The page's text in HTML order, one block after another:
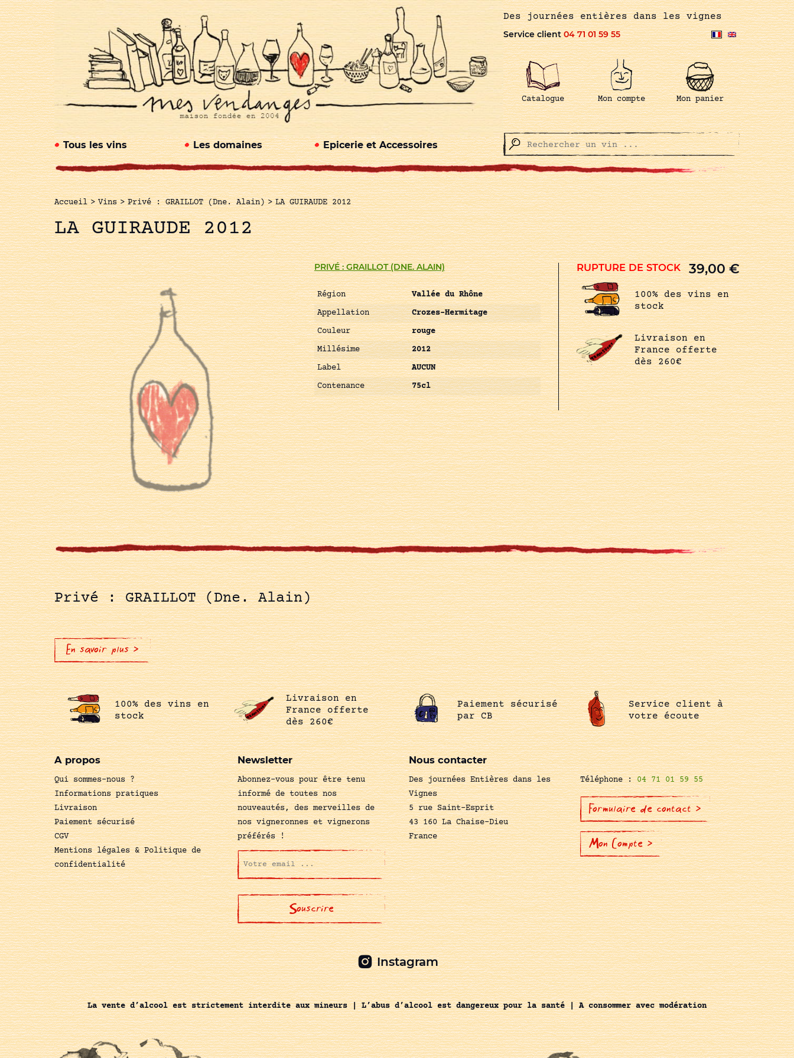
Des journées entières dans les vignes
Service client04 71 01 59 55
Catalogue Mon compte Mon panier
Tous les vins Les domaines Epicerie et Accessoires
Accueil > Vins > Privé : GRAILLOT (Dne. Alain) > LA GUIRAUDE 2012
LA GUIRAUDE 2012
PRIVÉ : GRAILLOT (DNE. ALAIN)
Région
Vallée du Rhône
Appellation
Crozes-Hermitage
Couleur
rouge
Millésime
2012
Label
AUCUN
Contenance
75cl
RUPTURE DE STOCK 39,00€
100% des vins en
stock
Livraison en
France offerte
dès 260€
Privé : GRAILLOT (Dne. Alain)
En savoir plus >
100% des vins en
stock
Livraison en
France offerte
dès 260€
Paiement sécurisé
par CB
Service client à
votre écoute
A propos
Qui sommes-nous ?
Informations pratiques
Livraison
Paiement sécurisé
CGV
Mentions légales & Politique de
confidentialité
Newsletter
Abonnez-vous pour être tenu
informé de toutes nos
nouveautés, des merveilles de
nos vigneronnes et vignerons
préférés !
Nous contacter
Des journées Entières dans les
Vignes
5 rue Saint-Esprit
43 160 La Chaise-Dieu
France
Téléphone :04 71 01 59 55
Formulaire de contact >
Mon Compte >
Instagram
La vente d’alcool est strictement interdite aux mineurs | L’abus d’alcool est dangereux pour la santé | A consommer avec modération